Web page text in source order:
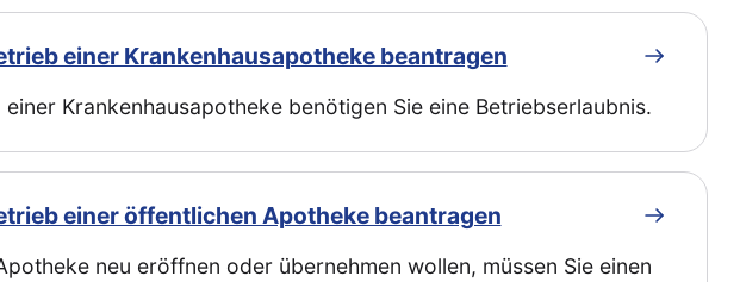
einer Krankenhausapotheke beantragen
einer Krankenhausapotheke benötigen Sie eine Betriebserlaubnis.
einer öffentlichen Apotheke beantragen
neu eröffnen oder übernehmen wollen, müssen Sie einen